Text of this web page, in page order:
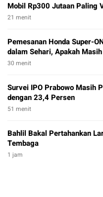
Mobil Rp300 Jutaan Paling
21 menit
Pemesanan Honda Super-
dalam Sehari, Apakah
30 menit
Survei IPO Prabowo Masih
dengan 23,4 Persen
51 menit
Bahlil Bakal Pertahankan
Tembaga
1 jam